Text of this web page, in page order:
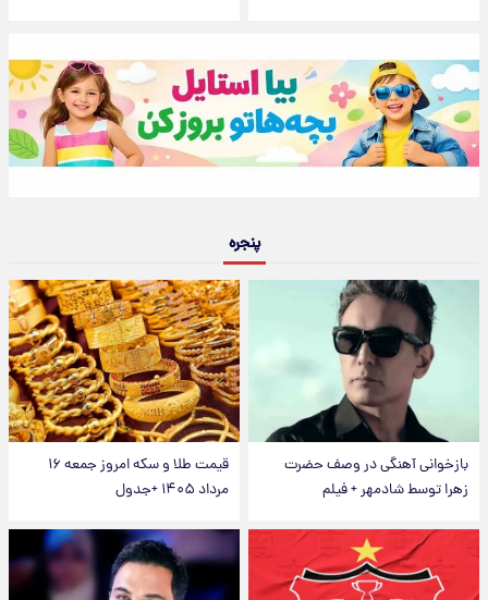
پنجره
بازخوانی آهنگی در وصف حضرت
زهرا توسط شادمهر + فیلم
قیمت طلا و سکه امروز جمعه ۱۶
مرداد ۱۴۰۵ +جدول